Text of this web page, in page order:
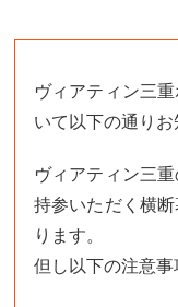
ヴィアティン三
いて以下の通りお
ヴィアティン三
持参いただく横
ります。
但し以下の注意事